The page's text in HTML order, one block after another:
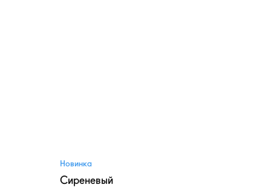
Новинка
Сиреневый